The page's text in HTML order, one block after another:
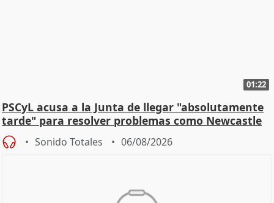
01:22
PSCyL acusa a la Junta de llegar "absolutamente
tarde" para resolver problemas como Newcastle
Sonido Totales 06/08/2026